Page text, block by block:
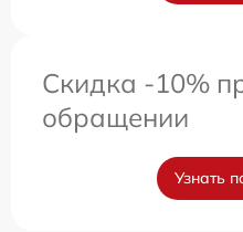
Скидка -10%
обращении
Узнать